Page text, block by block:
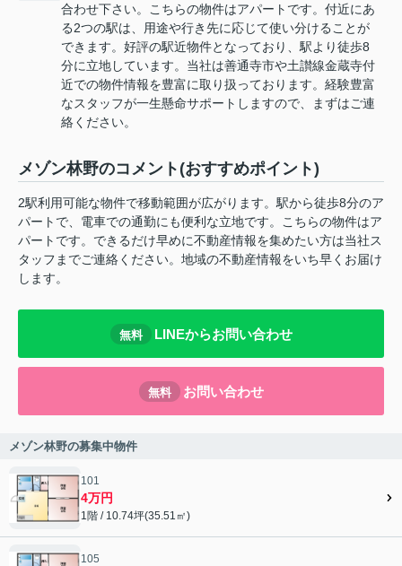
合わせ下さい。こちらの物件はアパートです。付近にあ
る2つの駅は、用途や行き先に応じて使い分けることが
できます。好評の駅近物件となっており、駅より徒歩8
分に立地しています。当社は善通寺市や土讃線金蔵寺付
近での物件情報を豊富に取り扱っております。経験豊富
なスタッフが一生懸命サポートしますので、まずはご連
絡ください。
メゾン林野のコメント(おすすめポイント)
2駅利用可能な物件で移動範囲が広がります。駅から徒歩8分のア
パートで、電車での通勤にも便利な立地です。こちらの物件はア
パートです。できるだけ早めに不動産情報を集めたい方は当社ス
タッフまでご連絡ください。地域の不動産情報をいち早くお届け
します。
無料 LINEからお問い合わせ
無料 お問い合わせ
メゾン林野の募集中物件
101
4万円
1階 / 10.74坪(35.51㎡)
105